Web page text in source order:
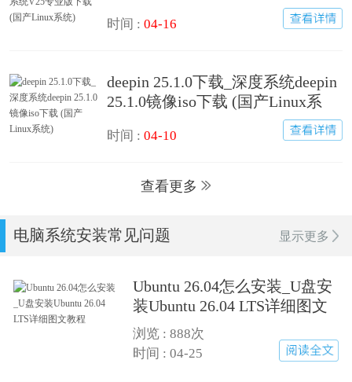
时间 : 04-16
deepin 25.1.0下载_深度系统deepin
25.1.0镜像iso下载 (国产Linux系
时间 : 04-10
查看更多
电脑系统安装常见问题 显示更多
Ubuntu 26.04怎么安装_U盘安
装Ubuntu 26.04 LTS详细图文
教程
浏览 : 888次
时间 : 04-25